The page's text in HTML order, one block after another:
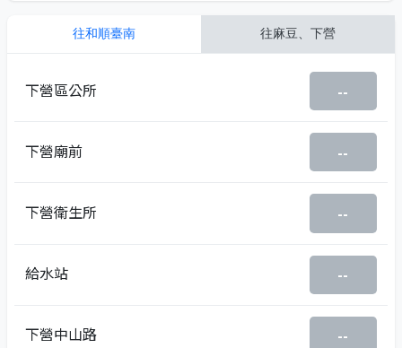
往和順臺南 往麻豆、下營
下營區公所 --
下營廟前 --
下營衛生所 --
給水站 --
下營中山路 --